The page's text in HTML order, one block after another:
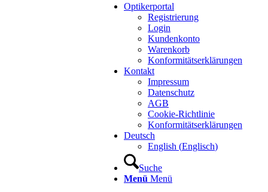
Optikerportal
Registrierung
Login
Kundenkonto
Warenkorb
Konformitätserklärungen
Kontakt
Impressum
Datenschutz
AGB
Cookie-Richtlinie
Konformitätserklärungen
Deutsch
English (Englisch)
Suche
Menü Menü